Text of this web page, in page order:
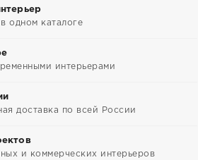
одном каталоге
интерьерами
доставка по всей России
и коммерческих интерьеров